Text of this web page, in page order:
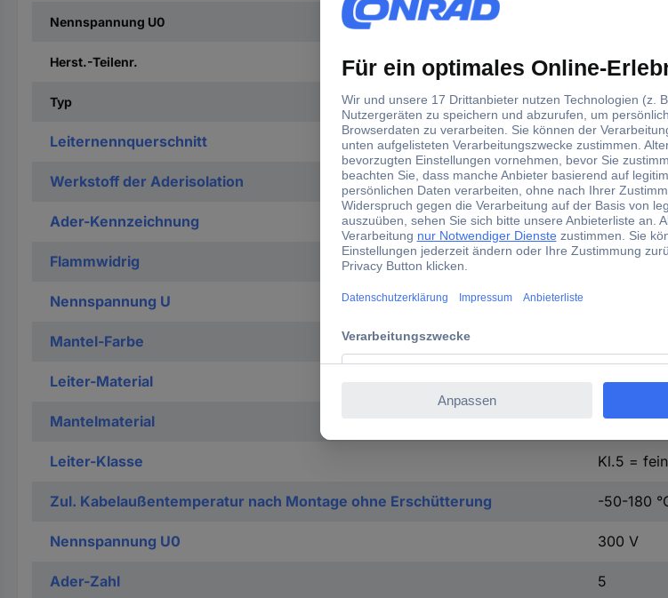
Nennspannung U0
Herst.-Teilenr.
Typ ÖLFLEX®
Leiternennquerschnitt 1.5 mm²
Werkstoff der Aderisolation sonstige
Ader-Kennzeichnung Farbe
Flammwidrig nach IEC/
Nennspannung U
Mantel-Farbe
Leiter-Material Kupfer
Mantelmaterial sonstige
Leiter-Klasse Kl.5 =
Zul. Kabelaußentemperatur nach Montage ohne Erschütterung -50-180
Nennspannung U0 300 V
Ader-Zahl 5